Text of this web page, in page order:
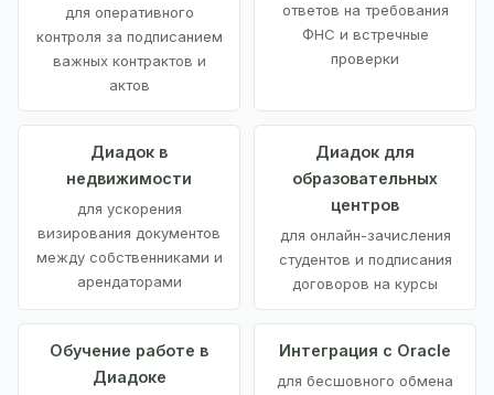
для оперативного
контроля за подписанием
важных контрактов и
актов
ответов на требования
ФНС и встречные
проверки
Диадок в
недвижимости
для ускорения
визирования документов
между собственниками и
арендаторами
Диадок для
образовательных
центров
для онлайн-зачисления
студентов и подписания
договоров на курсы
Обучение работе в
Диадоке
Интеграция с Oracle
для бесшовного обмена